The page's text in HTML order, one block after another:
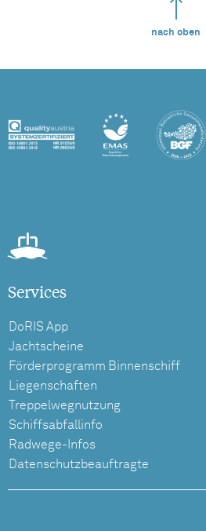
nach oben
Services
DoRIS App
Jachtscheine
Förderprogramm Binnenschiff
Liegenschaften
Treppelwegnutzung
Schiffsabfallinfo
Radwege-Infos
Datenschutzbeauftragte